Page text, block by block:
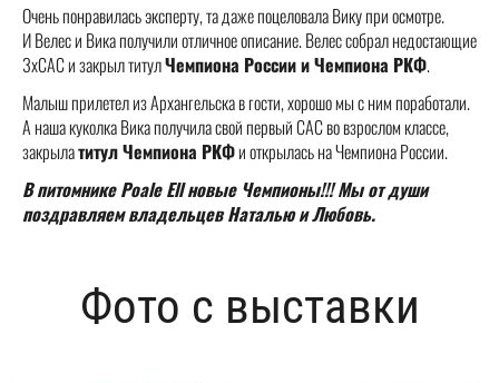
Очень понравилась эксперту, та даже поцеловала Вику при осмотре.
И Велес и Вика получили отличное описание. Велес собрал недостающие
3хСАС и закрыл титулЧемпиона России и Чемпиона РКФ.
Малыш прилетел из Архангельска в гости, хорошо мы с ним поработали.
А наша куколка Вика получила свой первый САС во взрослом классе,
закрылатитул Чемпиона РКФи открылась на Чемпиона России.
В питомнике Poale Ell новые Чемпионы!!! Мы от души
поздравляем владельцев Наталью и Любовь.
Фото с выставки